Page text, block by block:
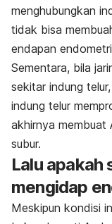
menghubungkan
tidak bisa
endapan
Sementara, bila
sekitar indung
indung telur
akhirnya membuat
subur.
Lalu apakah
mengidap
Meskipun kondisi